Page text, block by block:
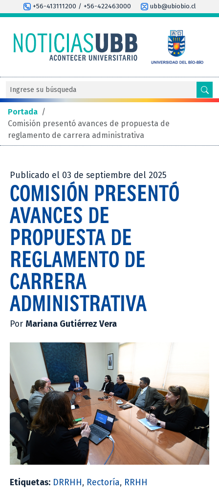
+56-413111200 / +56-422463000 ubb@ubiobio.cl
Portada /
Comisión presentó avances de propuesta de
reglamento de carrera administrativa
Publicado el 03 de septiembre del 2025
COMISIÓN PRESENTÓ
AVANCES DE
PROPUESTA DE
REGLAMENTO DE
CARRERA
ADMINISTRATIVA
Por Mariana Gutiérrez Vera
Etiquetas: DRRHH, Rectoría, RRHH